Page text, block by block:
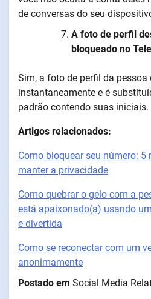
de conversas do seu
A foto de perfil
bloqueado no
Sim, a foto de perfil da pessoa
instantaneamente e é
padrão contendo suas iniciais.
Artigos relacionados:
Como bloquear seu número: 5
manter a privacidade
Como quebrar o gelo com a
está apaixonado(a) usando
e divertida
Como se reconectar com um
anonimamente
Postado em Social Media